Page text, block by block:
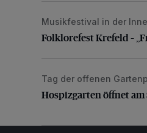
Folklorefest Krefeld –
Musikfestival in der
Folklorefest Krefeld –
Hospizgarten öffnet am
Tag der offenen
Hospizgarten öffnet